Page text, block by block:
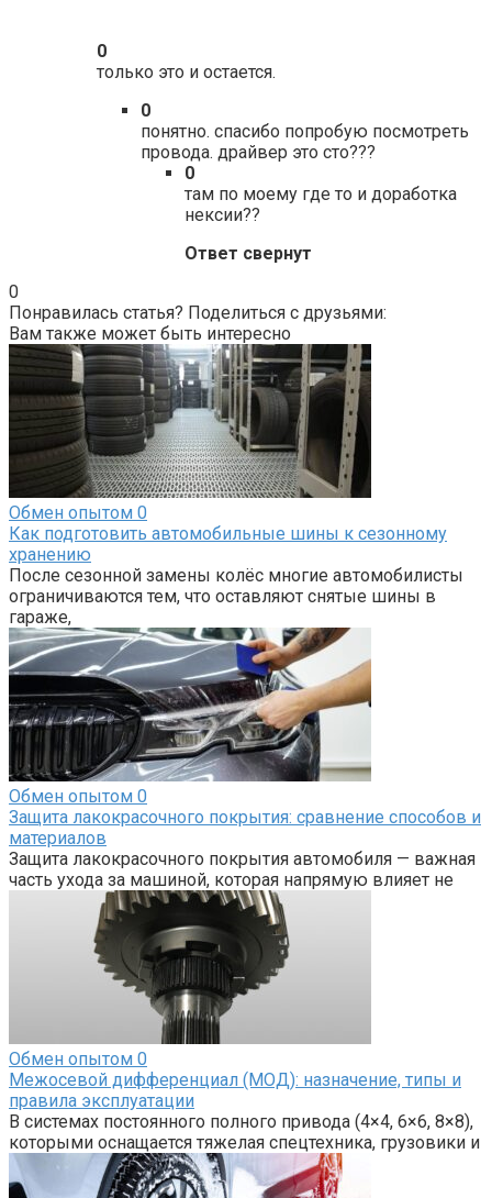
0
только это и остается.
0
понятно. спасибо попробую посмотреть
провода. драйвер это сто???
0
там по моему где то и доработка
нексии??
Ответ свернут
0
Понравилась статья? Поделиться с друзьями:
Вам также может быть интересно
Обмен опытом 0
Как подготовить автомобильные шины к сезонному
хранению
После сезонной замены колёс многие автомобилисты
ограничиваются тем, что оставляют снятые шины в
гараже,
Обмен опытом 0
Защита лакокрасочного покрытия: сравнение способов и
материалов
Защита лакокрасочного покрытия автомобиля — важная
часть ухода за машиной, которая напрямую влияет не
Обмен опытом 0
Межосевой дифференциал (МОД): назначение, типы и
правила эксплуатации
В системах постоянного полного привода (4×4, 6×6, 8×8),
которыми оснащается тяжелая спецтехника, грузовики и